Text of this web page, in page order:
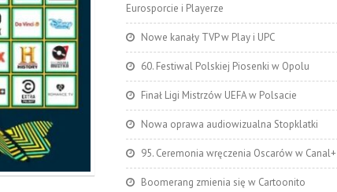
Eurosporcie i Playerze
Nowe kanały TVP w Play i UPC
60. Festiwal Polskiej Piosenki w Opolu
Finał Ligi Mistrzów UEFA w Polsacie
Nowa oprawa audiowizualna Stopklatki
95. Ceremonia wręczenia Oscarów w Canal+
Boomerang zmienia się w Cartoonito